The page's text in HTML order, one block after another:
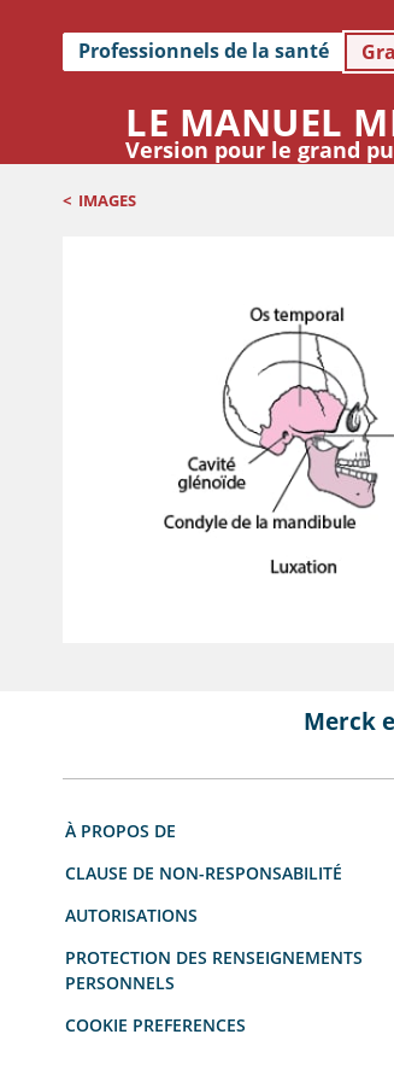
Professionnels de la santé
LE MANUEL
Version pour le grand
< IMAGES
Merck
À PROPOS DE
CLAUSE DE NON-RESPONSABILITÉ
AUTORISATIONS
PROTECTION DES RENSEIGNEMENTS
PERSONNELS
COOKIE PREFERENCES